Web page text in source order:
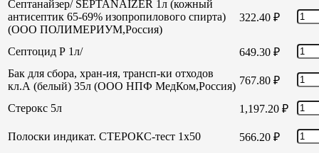
Септанайзер/ SEPTANAIZER 1л (кожный
антисептик 65-69% изопропилового спирта)
(ООО ПОЛИМЕРИУМ,Россия)
322.40 ₽
Септоцид Р 1л/ 649.30 ₽
Бак для сбора, хран-ия, трансп-ки отходов
кл.А (белый) 35л (ООО НПФ МедКом,Россия) 767.80 ₽
Стерокс 5л 1,197.20 ₽
Полоски индикат. СТЕРОКС-тест 1х50 566.20 ₽